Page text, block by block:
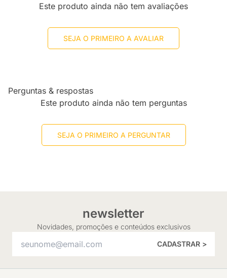
Este produto ainda não tem avaliações
SEJA O PRIMEIRO A AVALIAR
Perguntas & respostas
Este produto ainda não tem perguntas
SEJA O PRIMEIRO A PERGUNTAR
newsletter
Novidades, promoções e conteúdos exclusivos
CADASTRAR >